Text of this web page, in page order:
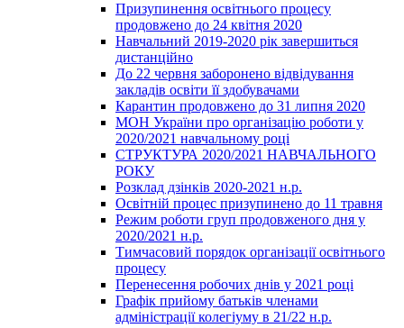
Призупинення освітнього процесу
продовжено до 24 квітня 2020
Навчальний 2019-2020 рік завершиться
дистанційно
До 22 червня заборонено відвідування
закладів освіти її здобувачами
Карантин продовжено до 31 липня 2020
МОН України про організацію роботи у
2020/2021 навчальному році
СТРУКТУРА 2020/2021 НАВЧАЛЬНОГО
РОКУ
Розклад дзінків 2020-2021 н.р.
Освітній процес призупинено до 11 травня
Режим роботи груп продовженого дня у
2020/2021 н.р.
Тимчасовий порядок організації освітнього
процесу
Перенесення робочих днів у 2021 році
Графік прийому батьків членами
адміністрації колегіуму в 21/22 н.р.